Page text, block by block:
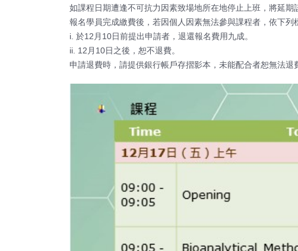
如課程日期遭逢不可抗力因素致場地所在地停止上班，將延
報名學員完成繳費後，若因個人因素無法參與課程者，依下列
i. 於12月10日前提出申請者，退還報名費用九成。
ii. 12月10日之後，恕不退費。
申請退費時，請提供銀行帳戶存摺影本，未能配合者恕無法退